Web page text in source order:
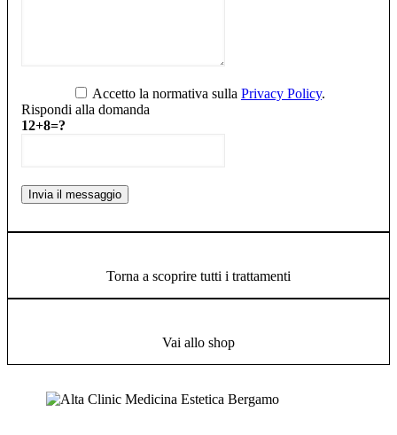
Accetto la normativa sulla Privacy Policy.
Rispondi alla domanda
12+8=?
Torna a scoprire tutti i trattamenti
Vai allo shop